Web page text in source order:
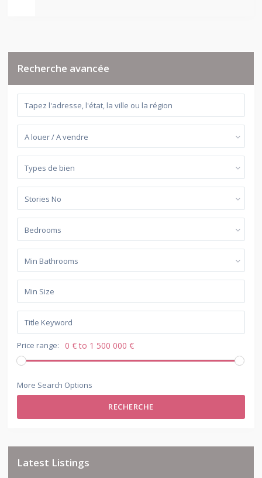
Recherche avancée
A louer / A vendre
Types de bien
Stories No
Bedrooms
Min Bathrooms
Price range: 0 € to 1 500 000 €
More Search Options
RECHERCHE
Latest Listings